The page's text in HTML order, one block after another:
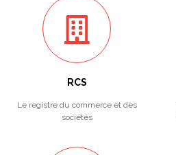
RCS
Le registre du commerce et des
sociétés